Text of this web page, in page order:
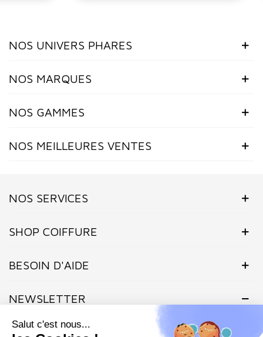
NOS UNIVERS PHARES
NOS MARQUES
NOS GAMMES
NOS MEILLEURES VENTES
NOS SERVICES
SHOP COIFFURE
BESOIN D'AIDE
NEWSLETTER
Inscrivez-vous dès maintenant à notre Newsletter et recevez en